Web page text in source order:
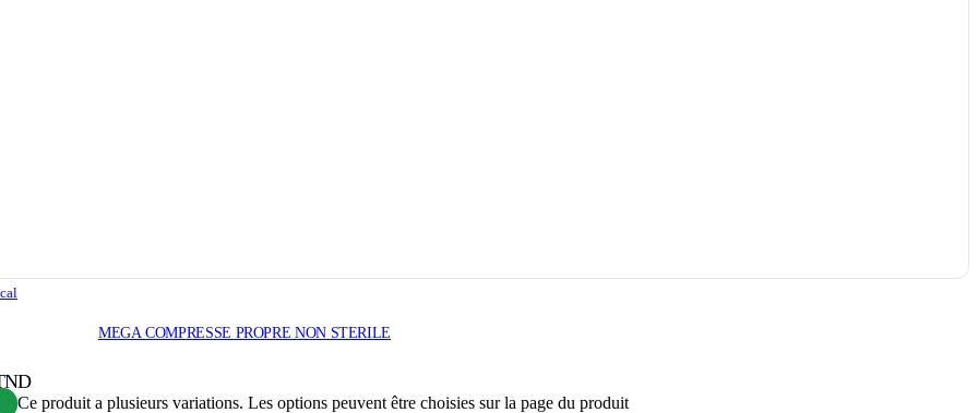
MEGA COMPRESSE PROPRE NON STERILE
Ce produit a plusieurs variations. Les options peuvent être choisies sur la page du produit